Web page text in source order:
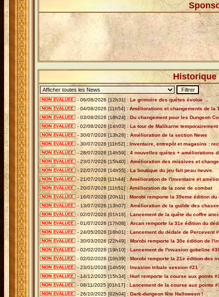
Historique
- 06/08/2026 [12h31] : Le grimoire des quêtes évolue ...
- 04/08/2026 [11h54] : Améliorations et changements de la
- 03/08/2026 [18h24] : Du changement pour les Dungeon
- 02/08/2026 [14h03] : La tour de Malikarne temporairement
- 30/07/2026 [13h28] : Amélioration de la section News
- 30/07/2026 [11h52] :Inventaire, entrepôt et magasins :
- 28/07/2026 [14h59] :4 nouvelles quêtes + améliorations
- 23/07/2026 [15h40] : Amélioration des missives et
- 22/07/2026 [14h55] :La boutique du jeu fait peau neuve.
- 21/07/2026 [11h44] :Amélioration de l'inventaire et
- 20/07/2026 [11h51] :Amélioration de la zone de combat
- 16/07/2026 [20h11] : Morobi remporte la 39eme édition du
- 13/07/2026 [13h07] : Amélioration de la guilde des
- 02/07/2026 [01h16] :Lancement de la quête du coffre
- 01/07/2026 [17h08] : Arcan remporte la 31e édition du
- 24/05/2026 [18h01] : Lancement du dédale de Percevent
- 30/03/2026 [22h49] : Morobi remporte la 30e édition de
- 02/02/2026 [19h10] :Lancement de l'invasion gobeline
- 02/02/2026 [16h39] :Morobi remporte la 21e édition des
- 23/01/2026 [14h59] : Invasion tribale session #21
- 14/12/2025 [15h34] : Hurl remporte la course aux points
- 08/11/2025 [01h17] :Lancement de la course aux points
- 26/10/2025 [02h04] : Dark-dungeon fête Halloween !